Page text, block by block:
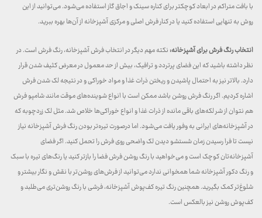
با بافت متراکم در ابعاد کوچکتر برای کناره سینک و اجاق گاز استفاده می‌شود. می‌توانید از این
روش به تنهایی استفاده کنید یا در کنار فرش اصلی و مرکزی آشپزخانه از آن‌ها بهره ببرید.
انتخاب رنگ فرش برای آشپزخانه:نکته مهم دیگر در انتخاب فرش آشپزخانه، رنگ فرش است. در
نظر داشته باشید که این فضای پرتردد و ترافیک، بیش از حد معمول در معرض کثیف شدن قرار
دارد. بالاتر نیز به احتمال پاشیدن و ریختن ذرات غذا و مواد خوراکی و در نتیجه لک شدن فرش
اشاره کردیم. اگر رنگ فرش روشن باشد ممکن است با انواع شوینده‌های موقت مانند شامپو فرش
هم نتوان از شر لکه‌های باقی مانده از ذرات غذا و انواع خوراکی‌ها خلاص شد. مثل لک زردچوبه که
در آشپزخانه‌های ایرانی به وفور یافت می‌شود. اما درصورت تیره‌تر بودن رنگ فرش آشپزخانه نیاز
نیست تا فرا رسیدن زمان شستشو دیدن لک واضحی روی فرش را تحمل کنید. اگر فضای
آشپزخانه‌تان کوچک است و می‌خواهید با رنگ روشن فرش فضا را بازتر کنید یا رنگ‌های تیره با سبک
و رنگ دکور آشپزخانه شما همخوانی ندارد می‌توانید از فرش‌های روشن‌تر با نقش و نگار بیشتر و
شلوغ‌تر کمک بگیرید. همچنین رنگ تیره کف‌پوش آشپزخانه، فرشی با رنگ روشن‌تری می‌طلبد و
کف‌پوش روشن نیز بالعکس است.